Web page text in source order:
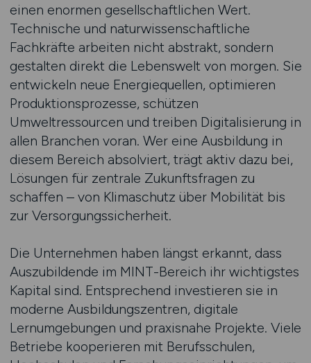
einen enormen gesellschaftlichen Wert.
Technische und naturwissenschaftliche
Fachkräfte arbeiten nicht abstrakt, sondern
gestalten direkt die Lebenswelt von morgen. Sie
entwickeln neue Energiequellen, optimieren
Produktionsprozesse, schützen
Umweltressourcen und treiben Digitalisierung in
allen Branchen voran. Wer eine Ausbildung in
diesem Bereich absolviert, trägt aktiv dazu bei,
Lösungen für zentrale Zukunftsfragen zu
schaffen – von Klimaschutz über Mobilität bis
zur Versorgungssicherheit.
Die Unternehmen haben längst erkannt, dass
Auszubildende im MINT-Bereich ihr wichtigstes
Kapital sind. Entsprechend investieren sie in
moderne Ausbildungszentren, digitale
Lernumgebungen und praxisnahe Projekte. Viele
Betriebe kooperieren mit Berufsschulen,